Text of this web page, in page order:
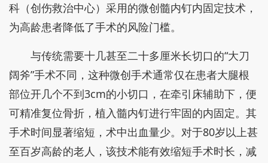
科（创伤救治中心）采用的微创髓内钉内固定技术，
为高龄患者降低了手术的风险门槛。
与传统需要十几甚至二十多厘米长切口的“大刀
阔斧”手术不同，这种微创手术通常仅在患者大腿根
部位开几个不到3cm的小切口，在牵引床辅助下，便
可精准复位骨折，植入髓内钉进行牢固的内固定。其
手术时间显著缩短，术中出血量少。对于80岁以上甚
至百岁高龄的老人，该技术能有效缩短手术时长，减